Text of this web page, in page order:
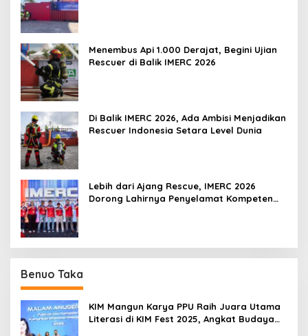
Menembus Api 1.000 Derajat, Begini Ujian
Rescuer di Balik IMERC 2026
Di Balik IMERC 2026, Ada Ambisi Menjadikan
Rescuer Indonesia Setara Level Dunia
Lebih dari Ajang Rescue, IMERC 2026
Dorong Lahirnya Penyelamat Kompeten
Benuo Taka
KIM Mangun Karya PPU Raih Juara Utama
Literasi di KIM Fest 2025, Angkat Budaya